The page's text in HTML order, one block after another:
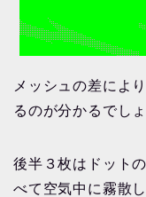
メッシュの差によ
るのが分かるでしょ
後半３枚はドット
べて空気中に霧散